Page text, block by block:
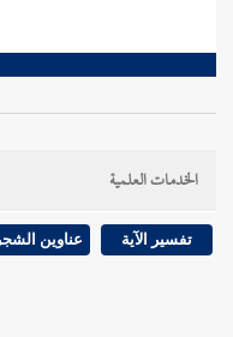
الخدمات العلمية
تفسير الآية عناوين